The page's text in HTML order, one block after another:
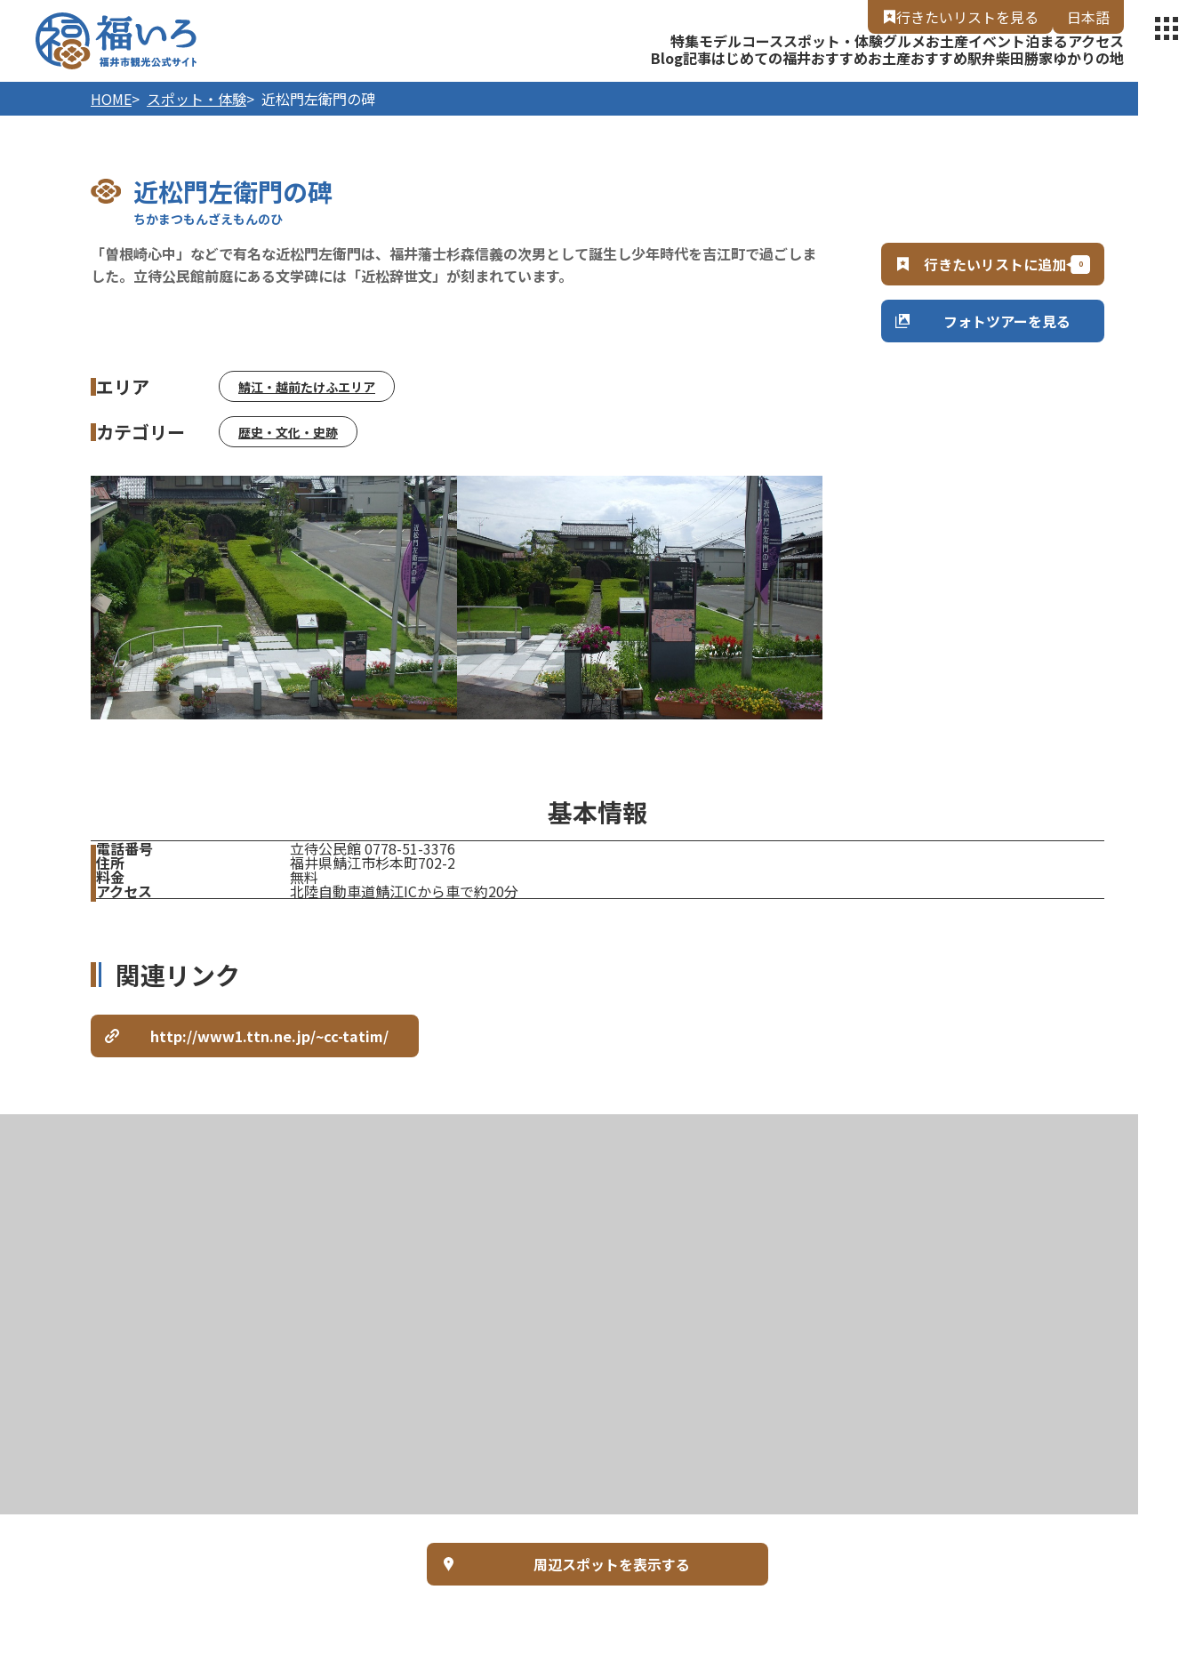
福井市観光公式サイト【福いろ】
行きたいリストを見る
日本語
English
特集モデルコーススポット・体験グルメお土産イベント泊まるアクセス
Blog記事はじめての福井おすすめお土産おすすめ駅弁柴田勝家ゆかりの地
HOME スポット・体験 近松門左衛門の碑
近松門左衛門の碑
「曽根崎心中」などで有名な近松門左衛門は、福井藩士杉森信義の次男として誕生し少年時代を吉江町で過ごしま
した。立待公民館前庭にある文学碑には「近松辞世文」が刻まれています。
行きたいリストに追加
フォトツアーを見る
エリア 鯖江・越前たけふエリア
カテゴリー 歴史・文化・史跡
基本情報
電話番号 立待公民館 0778-51-3376
住所 福井県鯖江市杉本町702-2
料金 無料
アクセス 北陸自動車道鯖江ICから車で約20分
関連リンク
http://www1.ttn.ne.jp/~cc-tatim/
周辺スポットを表示する